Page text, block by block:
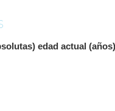
edad actual